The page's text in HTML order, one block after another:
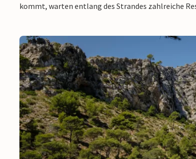
kommt, warten entlang des Strandes zahlreiche